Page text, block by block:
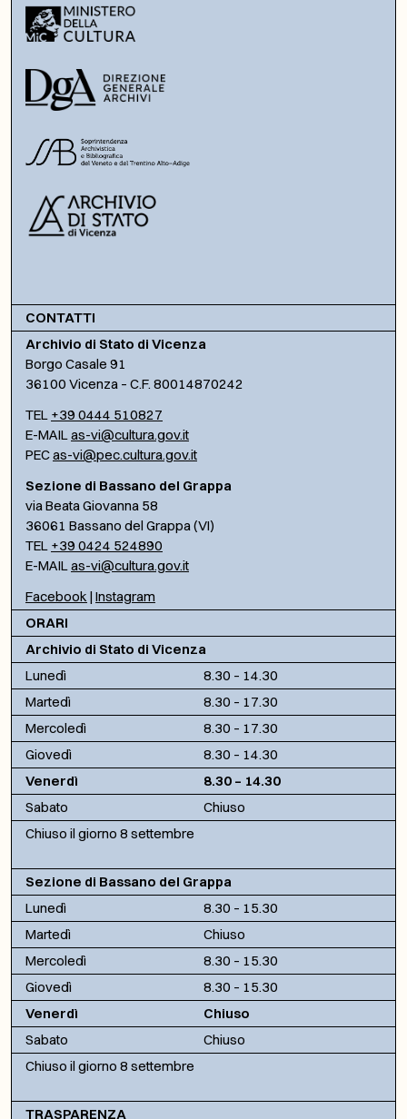
CONTATTI
Archivio di Stato di Vicenza
Borgo Casale 91
36100 Vicenza – C.F. 80014870242
TEL +39 0444 510827
E-MAILas-vi@cultura.gov.it
PECas-vi@pec.cultura.gov.it
Sezione di Bassano del Grappa
via Beata Giovanna 58
36061 Bassano del Grappa (VI)
TEL +39 0424 524890
E-MAILas-vi@cultura.gov.it
Facebook | Instagram
ORARI
Archivio di Stato di Vicenza
Lunedì
8.30 – 14.30
Martedì
8.30 – 17.30
Mercoledì
8.30 – 17.30
Giovedì
8.30 – 14.30
Venerdì
8.30 – 14.30
Sabato
Chiuso
Chiuso il giorno 8 settembre
Sezione di Bassano del Grappa
Lunedì
8.30 – 15.30
Martedì
Chiuso
Mercoledì
8.30 – 15.30
Giovedì
8.30 – 15.30
Venerdì
Chiuso
Sabato
Chiuso
Chiuso il giorno 8 settembre
TRASPARENZA